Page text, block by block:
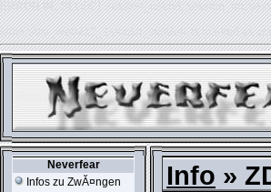
ERROR IN:SELECT session_userid, session_url,
table './usr_web212_1/phpkit_session' is marked as
Neverfear
Infos zu ZwĂ¤ngen
Info »